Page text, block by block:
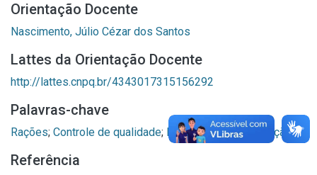
Orientação Docente
Nascimento, Júlio Cézar dos Santos
Lattes da Orientação Docente
http://lattes.cnpq.br/4343017315156292
Palavras-chave
Rações; Controle de qualidade; Processos de fabricação
Referência